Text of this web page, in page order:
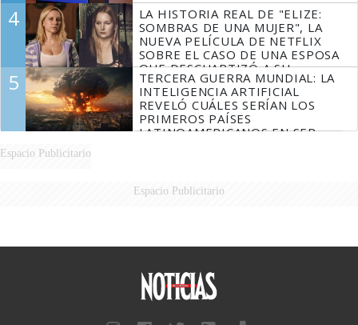
4
LA HISTORIA REAL DE "ELIZE:
SOMBRAS DE UNA MUJER", LA
NUEVA PELÍCULA DE NETFLIX
SOBRE EL CASO DE UNA ESPOSA
QUE DESCUARTIZÓ A SU
MARIDO
5
TERCERA GUERRA MUNDIAL: LA
INTELIGENCIA ARTIFICIAL
REVELÓ CUÁLES SERÍAN LOS
PRIMEROS PAÍSES
LATINOAMERICANOS EN SER
Espacio Publicitario
Espacio Publicitario